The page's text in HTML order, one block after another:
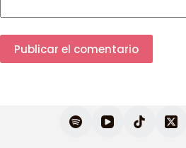
Publicar el comentario